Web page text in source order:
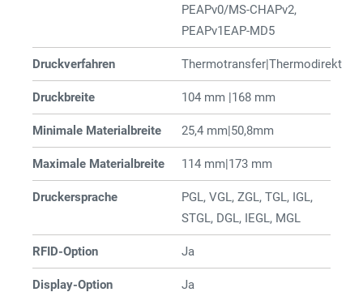
PEAPv0/MS-CHAPv2,
PEAPv1EAP-MD5
Druckverfahren Thermotransfer|Thermodirekt
Druckbreite 104 mm |168 mm
Minimale Materialbreite 25,4 mm|50,8mm
Maximale Materialbreite 114 mm|173 mm
Druckersprache
PGL, VGL, ZGL, TGL, IGL,
STGL, DGL, IEGL, MGL
RFID-Option Ja
Display-Option Ja